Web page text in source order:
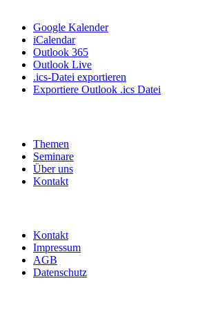
Google Kalender
iCalendar
Outlook 365
Outlook Live
.ics-Datei exportieren
Exportiere Outlook .ics Datei
Themen
Seminare
Über uns
Kontakt
Kontakt
Impressum
AGB
Datenschutz